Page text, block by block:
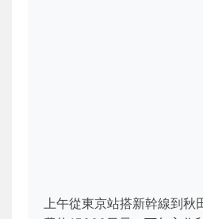
上午從東京站搭新幹線到